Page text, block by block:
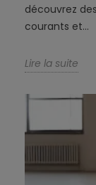
découvrez
courants et...
Lire la suite